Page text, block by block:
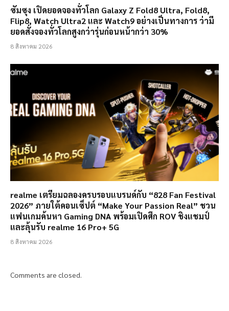
ซัมซุง เปิดยอดจองทั่วโลก Galaxy Z Fold8 Ultra, Fold8,
Flip8, Watch Ultra2 และ Watch9 อย่างเป็นทางการ ว่ามี
ยอดสั่งจองทั่วโลกสูงกว่ารุ่นก่อนหน้ากว่า 30%
8 สิงหาคม 2026
realme เตรียมฉลองครบรอบแบรนด์กับ “828 Fan Festival
2026” ภายใต้คอนเซ็ปต์ “Make Your Passion Real” ชวน
แฟนเกมค้นหา Gaming DNA พร้อมเปิดศึก ROV ชิงแชมป์
และลุ้นรับ realme 16 Pro+ 5G
8 สิงหาคม 2026
Comments are closed.